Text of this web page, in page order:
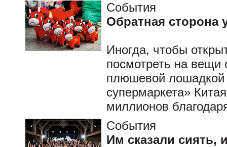
События
Обратная сторона
Иногда, чтобы
посмотреть на вещи
плюшевой лошадкой
супермаркета»
миллионов
События
Им сказали сиять,